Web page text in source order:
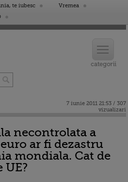
te iubesc
Vremea
7 iunie 2011 21:53 / 307
vizualizari
necontrolata a
ar fi dezastru
mondiala. Cat de
UE?